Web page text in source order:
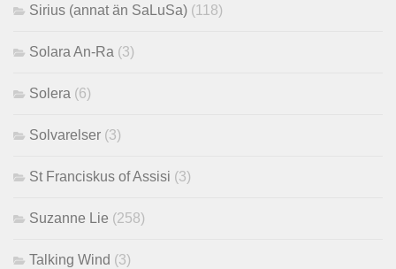
Sirius (annat än SaLuSa) (118)
Solara An-Ra (3)
Solera (6)
Solvarelser (3)
St Franciskus of Assisi (3)
Suzanne Lie (258)
Talking Wind (3)